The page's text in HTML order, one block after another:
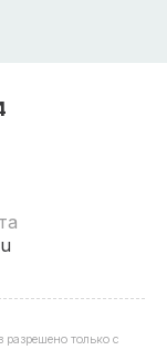
только с